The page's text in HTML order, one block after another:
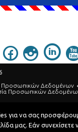
Προσωπικών Δεδομένων
Προσωπικών
Projects
για να σας
μας. Εάν συνεχίσετε